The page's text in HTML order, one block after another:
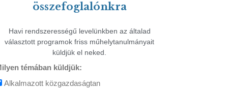
összefoglalónkra
Havi rendszerességű levelünkben az általad
választott programok friss műhelytanulmányait
küldjük el neked.
témában küldjük:
Alkalmazott közgazdaságtan